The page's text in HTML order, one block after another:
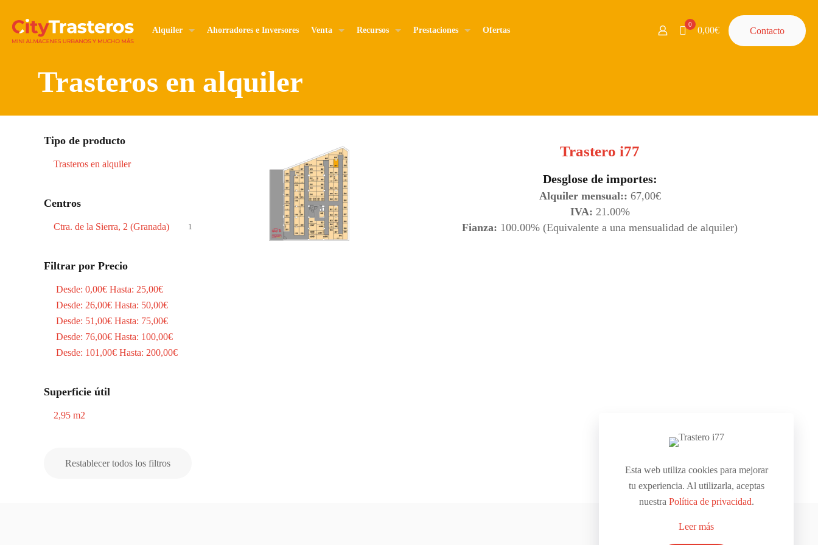
Alquiler Ahorradores e Inversores Venta Recursos Prestaciones Ofertas
0
0,00€ Contacto
Trasteros en alquiler
Trastero i77
Desglose de importes:
Alquiler mensual:: 67,00€
IVA: 21.00%
Fianza: 100.00% (Equivalente a una mensualidad de alquiler)
Tipo de producto
Trasteros en alquiler
Centros
Ctra. de la Sierra, 2 (Granada) 1
Filtrar por Precio
Desde: 0,00€ Hasta: 25,00€
Desde: 26,00€ Hasta: 50,00€
Desde: 51,00€ Hasta: 75,00€
Desde: 76,00€ Hasta: 100,00€
Desde: 101,00€ Hasta: 200,00€
Superficie útil
2,95 m2
Restablecer todos los filtros
Esta web utiliza cookies para mejorar
tu experiencia. Al utilizarla, aceptas
nuestra Política de privacidad.
Leer más